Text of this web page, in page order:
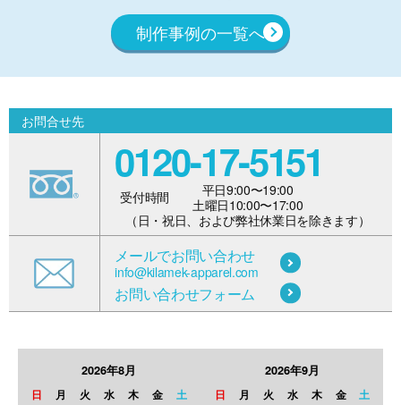
制作事例の一覧へ
お問合せ先
0120-17-5151
受付時間
平日9:00〜19:00
土曜日10:00〜17:00
（日・祝日、および弊社休業日を除きます）
メールでお問い合わせ
info@kilamek-apparel.com
お問い合わせフォーム
2026年8月
日 月 火 水 木 金 土
2026年9月
日 月 火 水 木 金 土